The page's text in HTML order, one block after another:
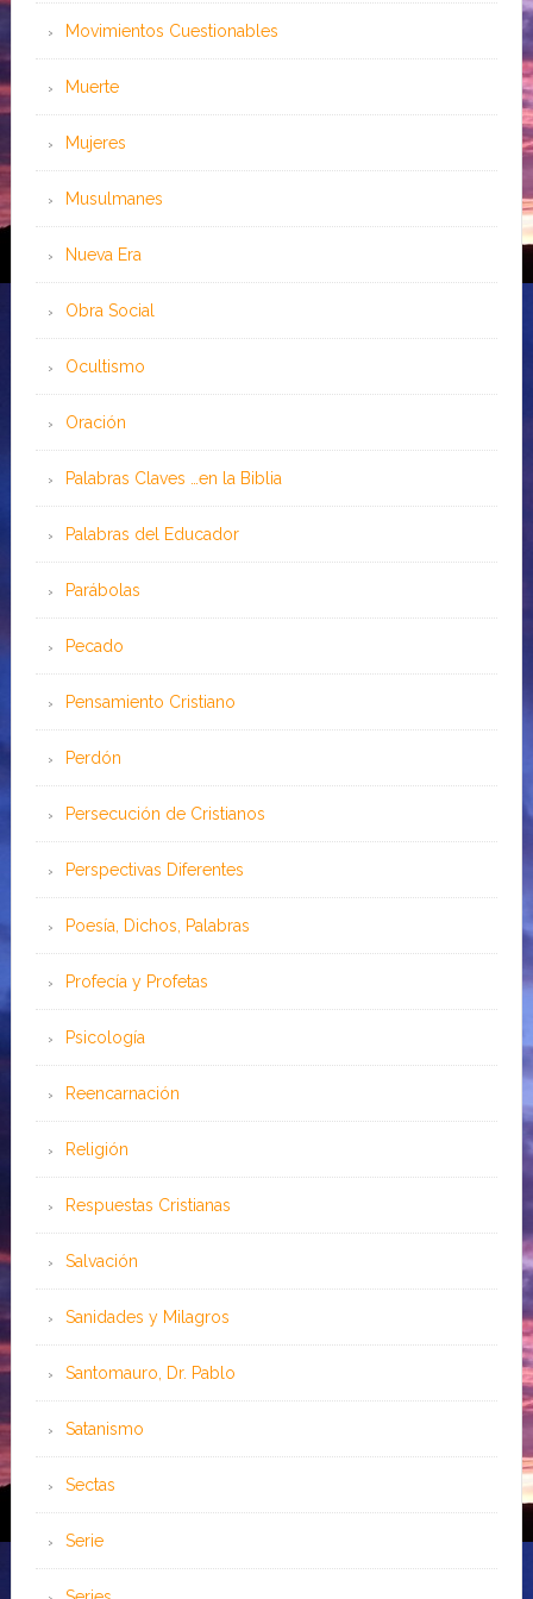
Movimientos Cuestionables
Muerte
Mujeres
Musulmanes
Nueva Era
Obra Social
Ocultismo
Oración
Palabras Claves …en la Biblia
Palabras del Educador
Parábolas
Pecado
Pensamiento Cristiano
Perdón
Persecución de Cristianos
Perspectivas Diferentes
Poesía, Dichos, Palabras
Profecía y Profetas
Psicología
Reencarnación
Religión
Respuestas Cristianas
Salvación
Sanidades y Milagros
Santomauro, Dr. Pablo
Satanismo
Sectas
Serie